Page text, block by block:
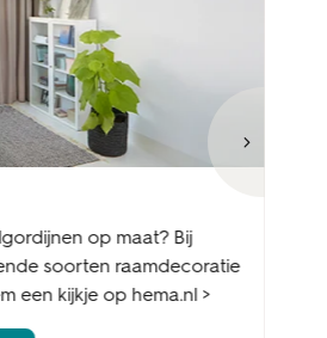
op maat? Bij
soorten raamdecoratie
een kijkje op hema.nl >